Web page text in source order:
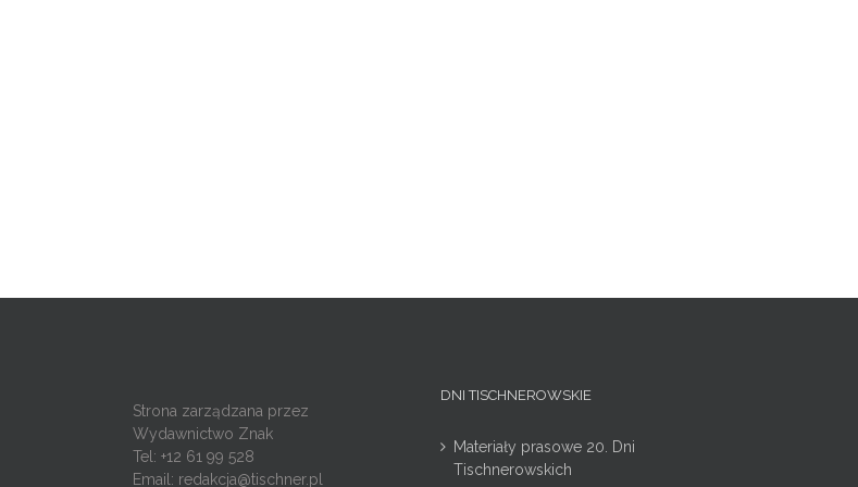
Strona zarządzana przez
Wydawnictwo Znak
Tel: +12 61 99 528
Email: redakcja@tischner.pl
DNI TISCHNEROWSKIE
Materiały prasowe 20. Dni
Tischnerowskich